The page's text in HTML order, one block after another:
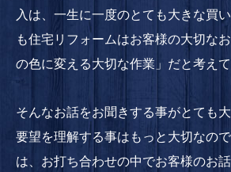
入は、一生に一度のとても大きな買
も住宅リフォームはお客様の大切な
の色に変える大切な作業」だと考えて
そんなお話をお聞きする事がとても
要望を理解する事はもっと大切なの
は、お打ち合わせの中でお客様のお